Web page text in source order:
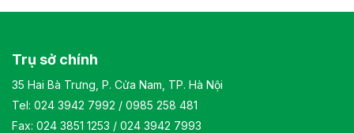
Trụ sở chính
35 Hai Bà Trưng, P. Cửa Nam, TP. Hà Nội
Tel: 024 3942 7992 / 0985 258 481
Fax: 024 3851 1253 / 024 3942 7993